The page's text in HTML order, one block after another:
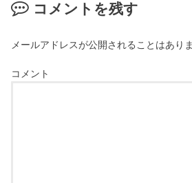
コメントを残す
メールアドレスが公開されることはあり
コメント